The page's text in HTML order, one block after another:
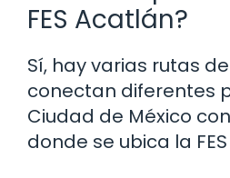
FES Acatlán?
Sí, hay varias rutas
conectan diferentes
Ciudad de México
donde se ubica la